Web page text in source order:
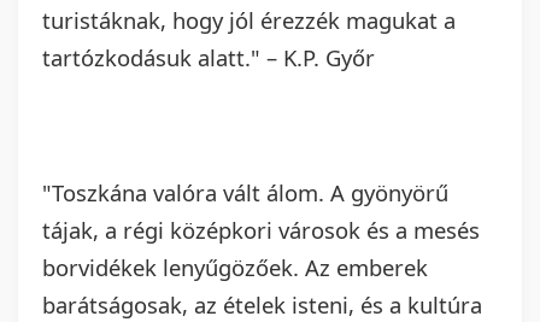
turistáknak, hogy jól érezzék magukat a
tartózkodásuk alatt." – K.P. Győr
"Toszkána valóra vált álom. A gyönyörű
tájak, a régi középkori városok és a mesés
borvidékek lenyűgözőek. Az emberek
barátságosak, az ételek isteni, és a kultúra